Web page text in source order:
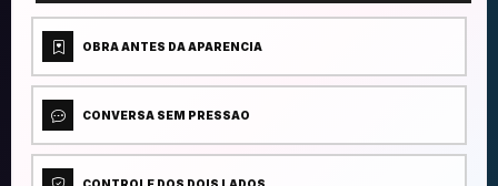
OBRA ANTES DA APARENCIA
CONVERSA SEM PRESSAO
CONTROLE DOS DOIS LADOS